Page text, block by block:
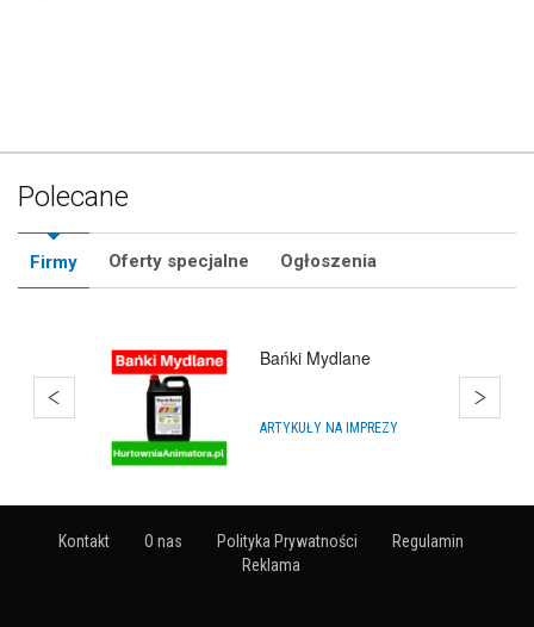
Polecane
Firmy Oferty specjalne Ogłoszenia
Bańki Mydlane
ARTYKUŁY NA IMPREZY
Kontakt O nas Polityka Prywatności
Regulamin
Reklama